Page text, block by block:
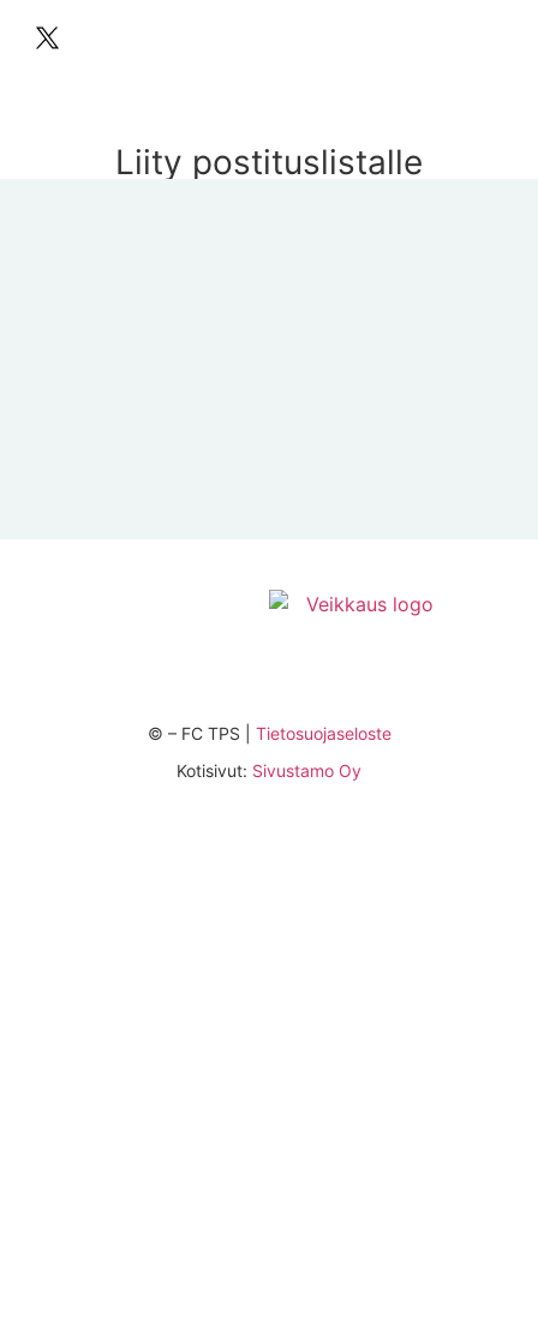
Liity postituslistalle
© – FC TPS | Tietosuojaseloste
Kotisivut: Sivustamo Oy